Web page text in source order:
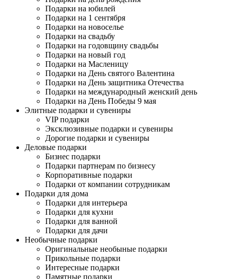
Подарки на юбилей
Подарки на 1 сентября
Подарки на новоселье
Подарки на свадьбу
Подарки на годовщину свадьбы
Подарки на новый год
Подарки на Масленицу
Подарки на День святого Валентина
Подарки на День защитника Отечества
Подарки на международный женский день
Подарки на День Победы 9 мая
Элитные подарки и сувениры
VIP подарки
Эксклюзивные подарки и сувениры
Дорогие подарки и сувениры
Деловые подарки
Бизнес подарки
Подарки партнерам по бизнесу
Корпоративные подарки
Подарки от компании сотрудникам
Подарки для дома
Подарки для интерьера
Подарки для кухни
Подарки для ванной
Подарки для дачи
Необычные подарки
Оригинальные необыные подарки
Прикольные подарки
Интересные подарки
Памятные подарки